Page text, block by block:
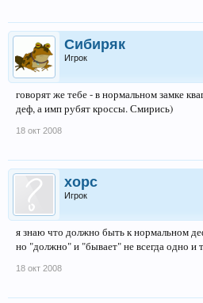
Сибиряк
Игрок
говорят же тебе - в нормальном замке
деф, а имп рубят кроссы. Смирись)
18 окт 2008
xopc
Игрок
я знаю что должно быть к нормальном
но "должно" и "бывает" не всегда одно и
18 окт 2008